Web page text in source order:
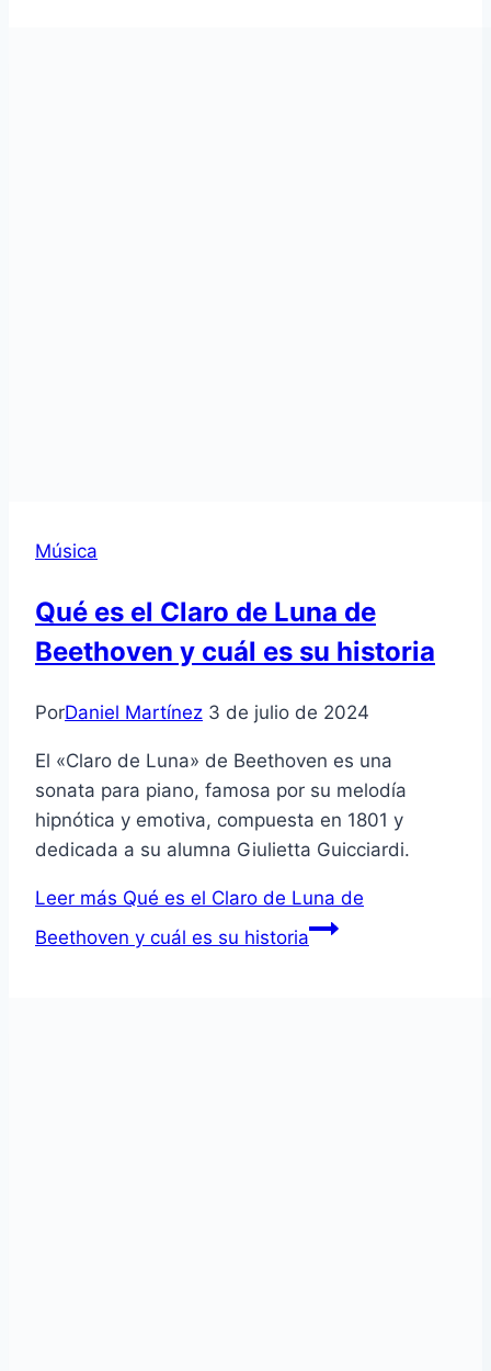
Música
Qué es el Claro de Luna de
Beethoven y cuál es su historia
PorDaniel Martínez 3 de julio de 2024
El «Claro de Luna» de Beethoven es una
sonata para piano, famosa por su melodía
hipnótica y emotiva, compuesta en 1801 y
dedicada a su alumna Giulietta Guicciardi.
Leer más Qué es el Claro de Luna de
Beethoven y cuál es su historia